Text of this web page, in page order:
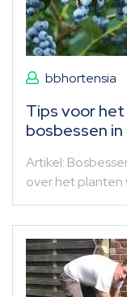
bbhortensia
Tips voor
bosbessen in
Artikel:
over het planten